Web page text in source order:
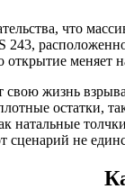
что
свою жизнь
остатки,
натальные
сценарий не